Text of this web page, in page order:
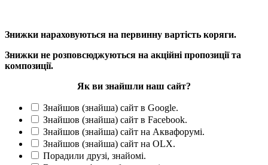
Знижки нараховуються на первинну вартість коряги.
Знижки не розповсюджуються на акційні пропозиції та
композиції.
Як ви знайшли наш сайт?
Знайшов (знайша) сайт в Google.
Знайшов (знайша) сайт в Facebook.
Знайшов (знайша) сайт на Аквафорумі.
Знайшов (знайша) сайт на OLX.
Порадили друзі, знайомі.